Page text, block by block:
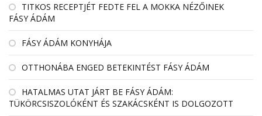
TITKOS RECEPTJÉT FEDTE FEL A MOKKA NÉZŐINEK
FÁSY ÁDÁM
FÁSY ÁDÁM KONYHÁJA
OTTHONÁBA ENGED BETEKINTÉST FÁSY ÁDÁM
HATALMAS UTAT JÁRT BE FÁSY ÁDÁM:
TÜKÖRCSISZOLÓKÉNT ÉS SZAKÁCSKÉNT IS DOLGOZOTT